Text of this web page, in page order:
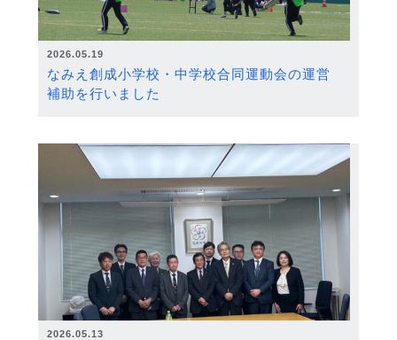
2026.05.19
なみえ創成小学校・中学校合同運動会の運営
補助を行いました
2026.05.13